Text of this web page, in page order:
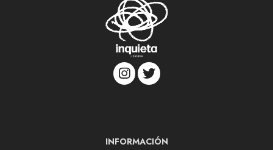
INFORMACIÓN